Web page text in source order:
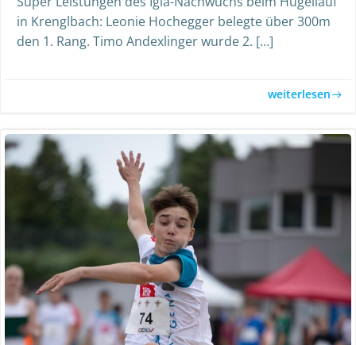
in Krenglbach: Leonie Hochegger belegte über 300m
den 1. Rang. Timo Andexlinger wurde 2. […]
weiterlesen